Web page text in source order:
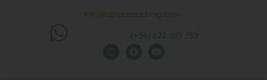
info@aihopcoaching.com